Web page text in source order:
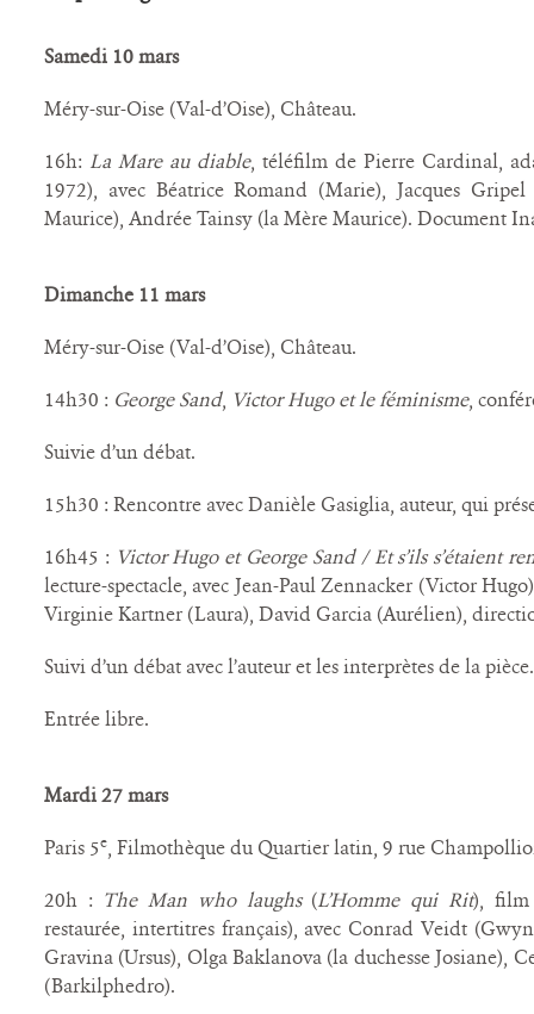
Samedi 10 mars
Méry-sur-Oise (Val-d’Oise), Château.
16h: La Mare au diable, téléfilm de Pierre Cardinal,
1972), avec Béatrice Romand (Marie), Jacques
Maurice), Andrée Tainsy (la Mère Maurice). Document
Dimanche 11 mars
Méry-sur-Oise (Val-d’Oise), Château.
14h30 : George Sand, Victor Hugo et le féminisme,
Suivie d’un débat.
15h30 : Rencontre avec Danièle Gasiglia, auteur, qui
16h45 : Victor Hugo et George Sand / Et s’ils s’étaient
lecture-spectacle, avec Jean-Paul Zennacker (Victor
Virginie Kartner (Laura), David Garcia (Aurélien),
Suivi d’un débat avec l’auteur et les interprètes de la pièce.
Entrée libre.
Mardi 27 mars
Paris 5e, Filmothèque du Quartier latin, 9 rue
20h : The Man who laughs(L’Homme qui Rit), film
restaurée, intertitres français), avec Conrad Veidt
Gravina (Ursus), Olga Baklanova (la duchesse Josiane),
(Barkilphedro).